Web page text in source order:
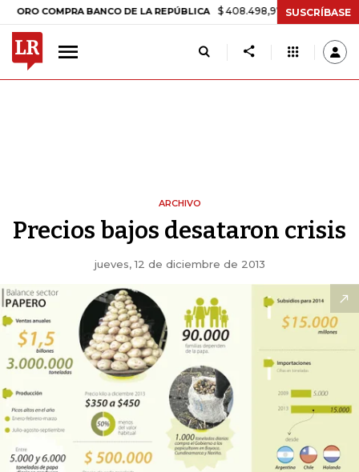
COMPRA BANCO DE LA REPÚBLICA $ 408.498,97 +$ 8.753,81 +2,19%
SUSCRÍBASE
ARCHIVO
Precios bajos desataron crisis
jueves, 12 de diciembre de 2013